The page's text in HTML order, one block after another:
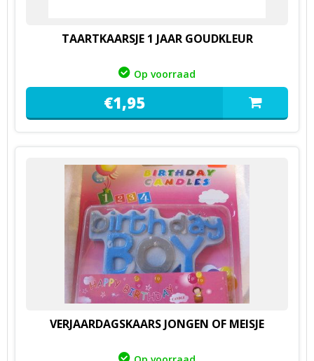
TAARTKAARSJE 1 JAAR GOUDKLEUR
Op voorraad
€1,95
VERJAARDAGSKAARS JONGEN OF MEISJE